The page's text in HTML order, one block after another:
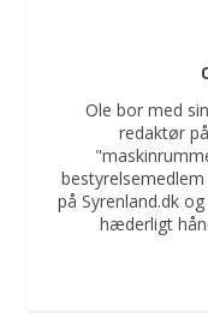
Ole bor med
redaktør
på Syrenland.dk
hæderligt